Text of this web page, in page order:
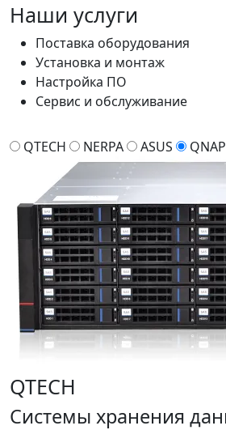
Наши услуги
Поставка оборудования
Установка и монтаж
Настройка ПО
Сервис и обслуживание
QTECH NERPA ASUS QNAP
QTECH
Системы хранения